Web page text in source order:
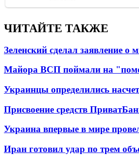
ЧИТАЙТЕ ТАКЖЕ
Зеленский сделал заявление о
Майора ВСП поймали на
Украинцы определились
Присвоение средств
Украина впервые в мире
Иран готовил удар по трем